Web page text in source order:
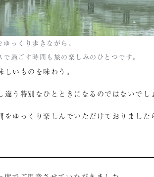
っくり歩きながら、
過ごす時間も旅の楽しみのひとつです。
いものを味わう。
う特別なひとときになるのではないでし
ゆっくり楽しんでいただけておりました